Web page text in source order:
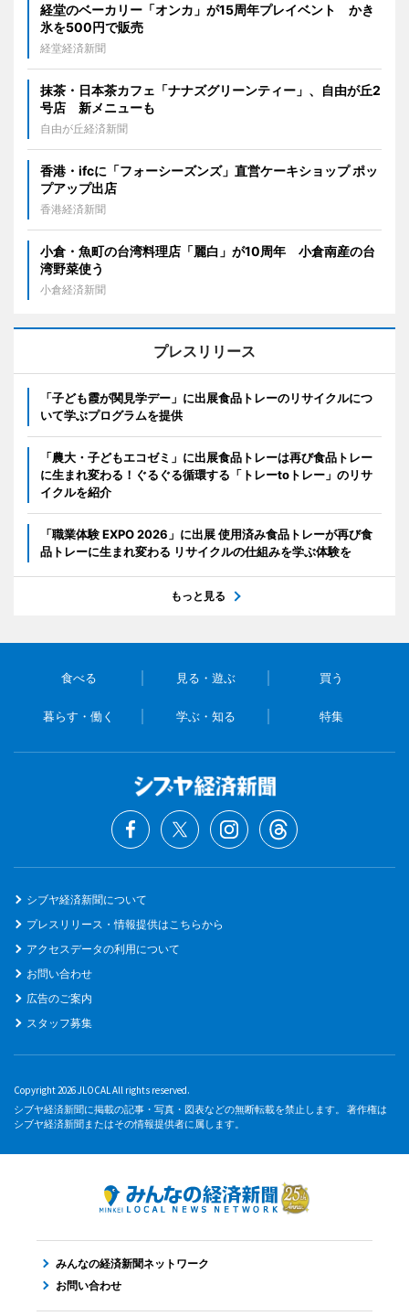
経堂のベーカリー「オンカ」が15周年プレイベント かき
氷を500円で販売
経堂経済新聞
抹茶・日本茶カフェ「ナナズグリーンティー」、自由が丘2
号店 新メニューも
自由が丘経済新聞
香港・ifcに「フォーシーズンズ」直営ケーキショップ ポッ
プアップ出店
香港経済新聞
小倉・魚町の台湾料理店「麗白」が10周年 小倉南産の台
湾野菜使う
小倉経済新聞
プレスリリース
「子ども霞が関見学デー」に出展食品トレーのリサイクルにつ
いて学ぶプログラムを提供
「農大・子どもエコゼミ」に出展食品トレーは再び食品トレー
に生まれ変わる！ぐるぐる循環する「トレーtoトレー」のリサ
イクルを紹介
「職業体験 EXPO 2026」に出展 使用済み食品トレーが再び食
品トレーに生まれ変わる リサイクルの仕組みを学ぶ体験を
もっと見る
食べる 見る・遊ぶ 買う
暮らす・働く 学ぶ・知る 特集
シブヤ経済新聞について
プレスリリース・情報提供はこちらから
アクセスデータの利用について
お問い合わせ
広告のご案内
スタッフ募集
Copyright 2026 JLOCAL All rights reserved.
シブヤ経済新聞に掲載の記事・写真・図表などの無断転載を禁止します。 著作権は
シブヤ経済新聞またはその情報提供者に属します。
みんなの経済新聞ネットワーク
お問い合わせ